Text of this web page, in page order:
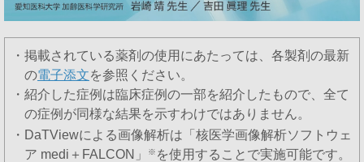
・掲載されている薬剤の使用にあたっては、各製剤の最新
の電子添文を参照ください。
・紹介した症例は臨床症例の一部を紹介したもので、全て
の症例が同様な結果を示すわけではありません。
・DaTViewによる画像解析は「核医学画像解析ソフトウェ
ア medi＋FALCON」
※ を使用することで実施可能です。